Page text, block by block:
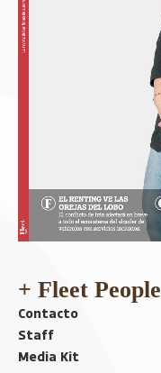
+ Fleet People
Contacto
Staff
Media Kit